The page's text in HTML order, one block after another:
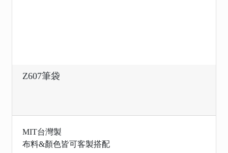
Z607筆袋
MIT台灣製
布料&顏色皆可客製搭配